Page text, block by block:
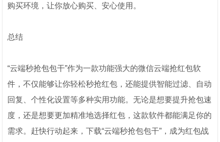
购买环境，让你放心购买、安心使用。
总结
“云端秒抢包包干”作为一款功能强大的微信云端抢红包软
件，不仅能够让你轻松秒抢红包，还能提供智能过滤、自动
回复、个性化设置等多种实用功能。无论是想要提升抢包速
度，还是想要更加精准地选择红包，这款软件都能满足你的
需求。赶快行动起来，下载“云端秒抢包包干”，成为红包战